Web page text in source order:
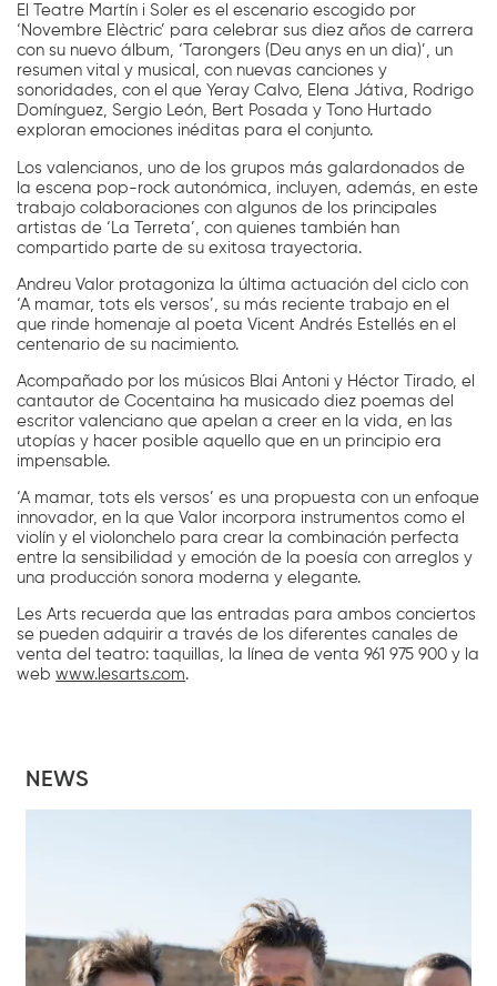
El Teatre Martín i Soler es el escenario escogido por
‘Novembre Elèctric’ para celebrar sus diez años de carrera
con su nuevo álbum, ‘Tarongers (Deu anys en un dia)’, un
resumen vital y musical, con nuevas canciones y
sonoridades, con el que Yeray Calvo, Elena Játiva, Rodrigo
Domínguez, Sergio León, Bert Posada y Tono Hurtado
exploran emociones inéditas para el conjunto.
Los valencianos, uno de los grupos más galardonados de
la escena pop-rock autonómica, incluyen, además, en este
trabajo colaboraciones con algunos de los principales
artistas de ‘La Terreta’, con quienes también han
compartido parte de su exitosa trayectoria.
Andreu Valor protagoniza la última actuación del ciclo con
‘A mamar, tots els versos’, su más reciente trabajo en el
que rinde homenaje al poeta Vicent Andrés Estellés en el
centenario de su nacimiento.
Acompañado por los músicos Blai Antoni y Héctor Tirado, el
cantautor de Cocentaina ha musicado diez poemas del
escritor valenciano que apelan a creer en la vida, en las
utopías y hacer posible aquello que en un principio era
impensable.
‘A mamar, tots els versos’ es una propuesta con un enfoque
innovador, en la que Valor incorpora instrumentos como el
violín y el violonchelo para crear la combinación perfecta
entre la sensibilidad y emoción de la poesía con arreglos y
una producción sonora moderna y elegante.
Les Arts recuerda que las entradas para ambos conciertos
se pueden adquirir a través de los diferentes canales de
venta del teatro: taquillas, la línea de venta 961 975 900 y la
webwww.lesarts.com.
NEWS